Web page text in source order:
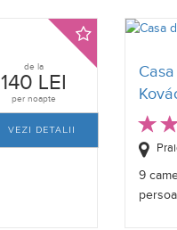
de la
140 LEI
per noapte
VEZI DETALII
9